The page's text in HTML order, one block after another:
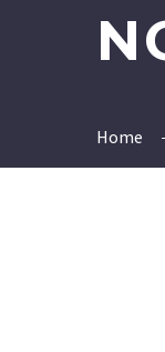
Home